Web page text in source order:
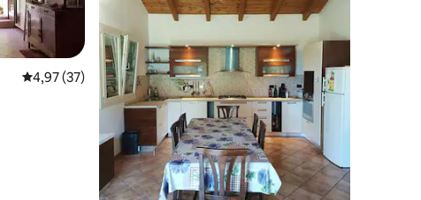
Средна оценка: 4,97 от 5, 37 отзива
4,97 (37)